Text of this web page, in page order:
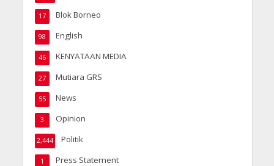
Blok Borneo
17
English
98
KENYATAAN MEDIA
46
Mutiara GRS
27
News
55
Opinion
3
Politik
2,444
Press Statement
1